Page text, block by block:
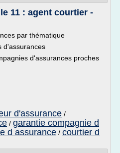
11 : agent courtier -
par thématique
d'assurances
d'assurances proches
d'assurance /
/ garantie compagnie d
d assurance / courtier d